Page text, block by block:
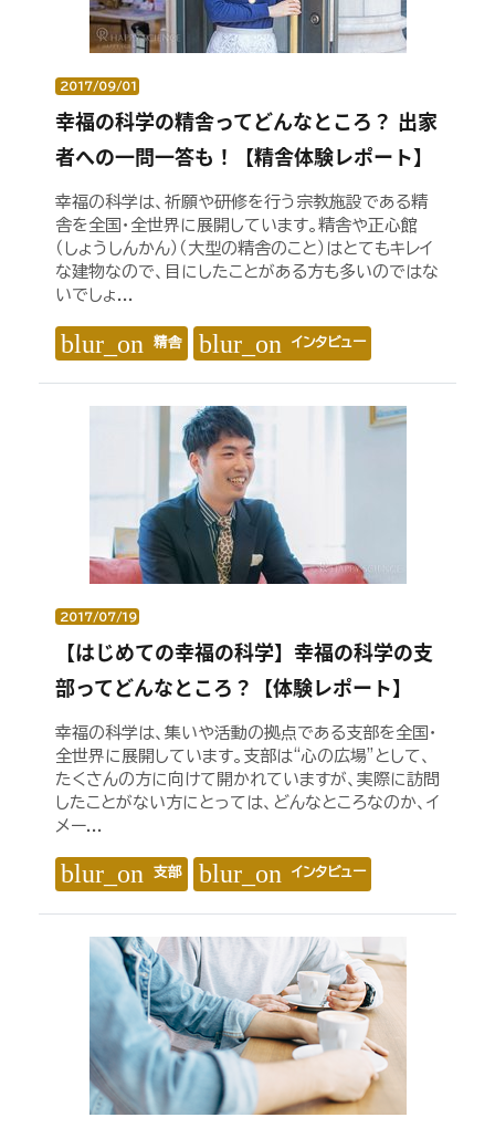
2017/09/01
幸福の科学の精舎ってどんなところ？ 出家
者への一問一答も！【精舎体験レポート】
幸福の科学は、祈願や研修を行う宗教施設である精
舎を全国・全世界に展開しています。精舎や正心館
（しょうしんかん）（大型の精舎のこと）はとてもキレイ
な建物なので、目にしたことがある方も多いのではな
いでしょ...
blur_on 精舎 blur_on インタビュー
2017/07/19
【はじめての幸福の科学】幸福の科学の支
部ってどんなところ？【体験レポート】
幸福の科学は、集いや活動の拠点である支部を全国・
全世界に展開しています。支部は“心の広場”として、
たくさんの方に向けて開かれていますが、実際に訪問
したことがない方にとっては、どんなところなのか、イ
メー...
blur_on 支部 blur_on インタビュー